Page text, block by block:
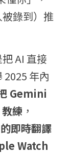
錄到）推
AI 直接
年內
Gemini
練 ，
即時翻譯
Watch